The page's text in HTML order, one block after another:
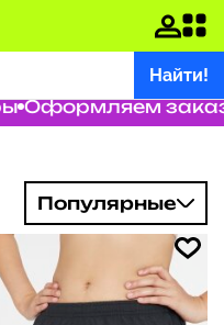
Найти!
Оформляем заказ
Популярные